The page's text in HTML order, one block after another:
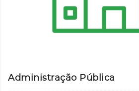
Administração Pública